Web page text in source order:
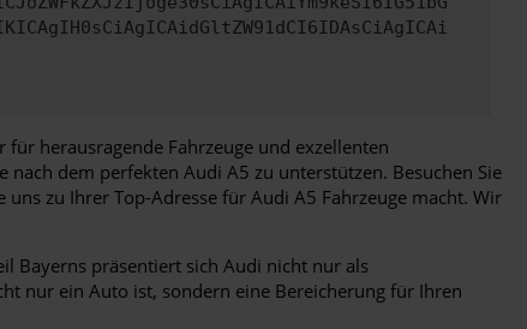
herausragende Fahrzeuge und exzellenten
dem perfekten Audi A5 zu unterstützen. Besuchen Sie
zu Ihrer Top-Adresse für Audi A5 Fahrzeuge macht. Wir
Bayerns präsentiert sich Audi nicht nur als
nur ein Auto ist, sondern eine Bereicherung für Ihren